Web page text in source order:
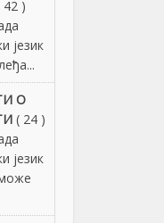
42 )
језик
О
( 24 )
језик